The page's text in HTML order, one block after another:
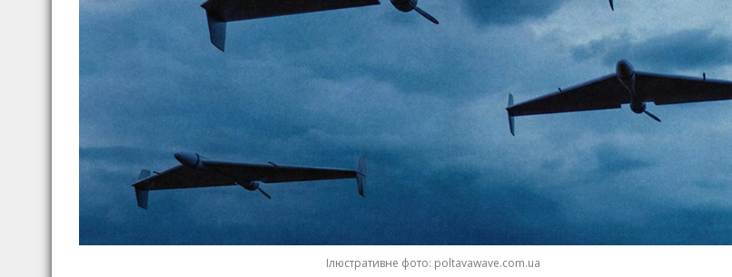
Ілюстративне фото: poltavawave.com.ua